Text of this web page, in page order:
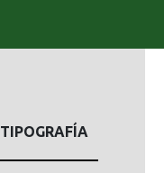
TIPOGRAFÍA